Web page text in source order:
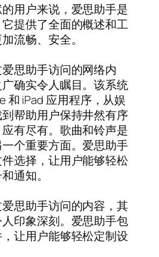
用户来说，爱思助手是
提供了全面的概述和工
流畅、安全。
思助手访问的网络内
确实令人瞩目。该系统
和 iPad 应用程序，从娱
帮助用户保持井然有序
有尽有。歌曲和铃声是
个重要方面。爱思助手
选择，让用户能够轻松
通知。
思助手访问的内容，其
印象深刻。爱思助手包
让用户能够轻松定制设